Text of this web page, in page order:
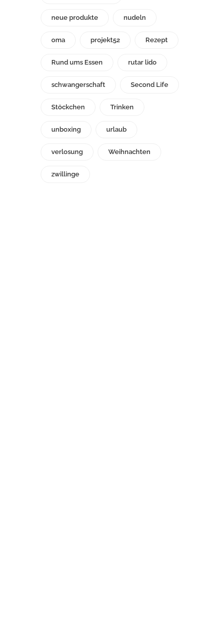
neue produkte nudeln
oma projekt52 Rezept
Rund ums Essen rutar lido
schwangerschaft Second Life
Stöckchen Trinken
unboxing urlaub
verlosung Weihnachten
zwillinge